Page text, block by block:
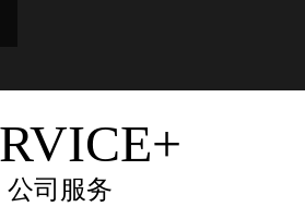
公司服务